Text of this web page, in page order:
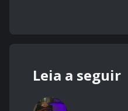
Leia a seguir